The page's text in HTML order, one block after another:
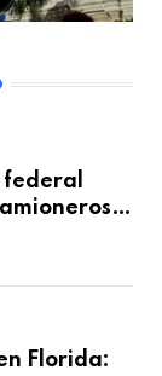
federal
controles
Florida: